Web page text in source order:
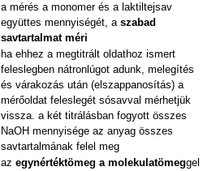
a mérés a monomer és a laktiltejsav
együttes mennyiségét, a szabad
savtartalmat méri
ha ehhez a megtitrált oldathoz ismert
feleslegben nátronlúgot adunk, melegítés
és várakozás után (elszappanosítás) a
mérőoldat feleslegét sósavval mérhetjük
vissza. a két titrálásban fogyott összes
NaOH mennyisége az anyag összes
savtartalmának felel meg
az egynértéktömeg a molekulatömeggel